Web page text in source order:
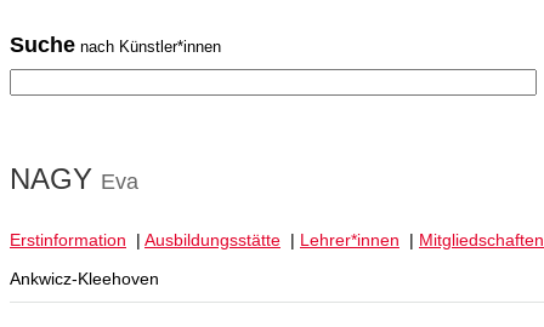
Suche nach Künstler*innen
NAGY Eva
Erstinformation | Ausbildungsstätte | Lehrer*innen | Mitgliedschaften
Ankwicz-Kleehoven